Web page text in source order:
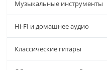
Музыкальные инструменты
Hi-FI и домашнее аудио
Классические гитары